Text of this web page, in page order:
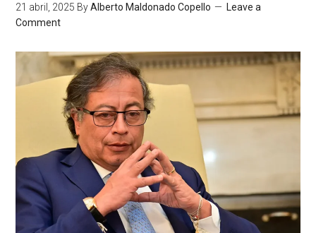
21 abril, 2025 ByAlberto Maldonado Copello
Leave a
Comment